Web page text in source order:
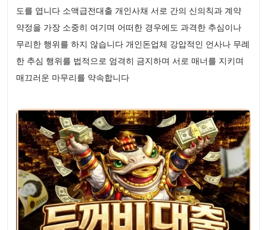
도를 엽니다 소액급전대출 개인사채 서로 간의 신의칙과 계약
약정을 가장 소중히 여기며 어떠한 경우에도 과격한 추심이나
무리한 행위를 하지 않습니다 개인돈업체 강압적인 언사나 무례
한 추심 행위를 법적으로 엄격히 금지하며 서로 매너를 지키며
매끄러운 마무리를 약속합니다